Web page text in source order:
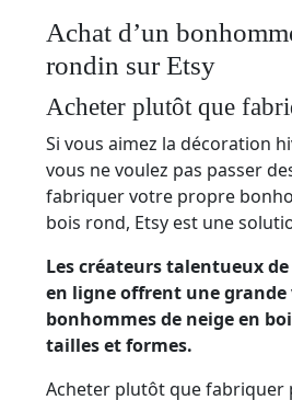
Achat d’un
rondin sur Etsy
Acheter plutôt que
Si vous aimez la décoration
vous ne voulez pas passer
fabriquer votre propre
bois rond, Etsy est une
Les créateurs talentueux
en ligne offrent une grande
bonhommes de neige en
tailles et formes.
Acheter plutôt que fabriquer